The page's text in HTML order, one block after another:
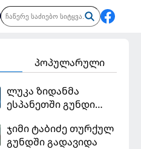
პოპულარული
ლუკა ზიდანმა
ესპანეთში გუნდი
ჯიმი ტაბიძე თურქულ
გუნდში გადავიდა